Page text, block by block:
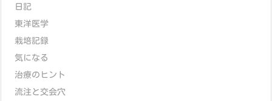
日記
東洋医学
栽培記録
気になる
治療のヒント
流注と交会穴